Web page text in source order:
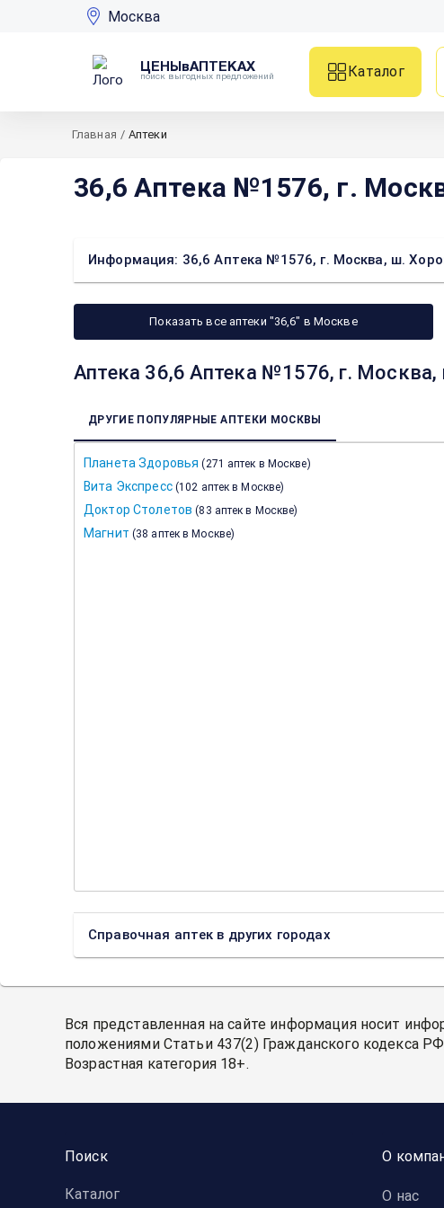
Москва
ЦЕНЫвАПТЕКАХ
поиск выгодных предложений
Каталог
Главная / Аптеки
36,6 Аптека №1576, г.
Информация: 36,6 Аптека №1576, г. Москва, ш.
Показать все аптеки "36,6" в Москве
Аптека 36,6 Аптека №1576, г.
ДРУГИЕ ПОПУЛЯРНЫЕ АПТЕКИ МОСКВЫ
Планета Здоровья (271 аптек в Москве)
Вита Экспресс (102 аптек в Москве)
Доктор Столетов (83 аптек в Москве)
Магнит (38 аптек в Москве)
Справочная аптек в других городах
Вся представленная на сайте информация носит
положениями Статьи 437(2) Гражданского кодекса
Возрастная категория 18+.
Поиск
Каталог
О
О нас